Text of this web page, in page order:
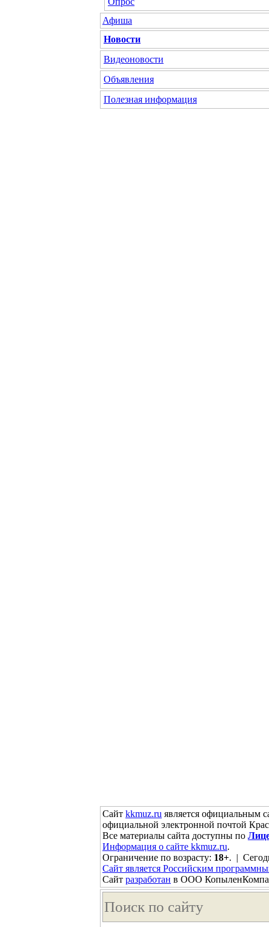
Афиша
Новости
Видеоновости
Объявления
Полезная информация
Сайт kkmuz.ru является официальным
официальной электронной почтой
Все материалы сайта доступны по
Информация о сайте kkmuz.ru.
Ограничение по возрасту: 18+. |
Сайт является Российским
Сайт разработан в ООО